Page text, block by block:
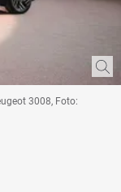
3008, Foto: